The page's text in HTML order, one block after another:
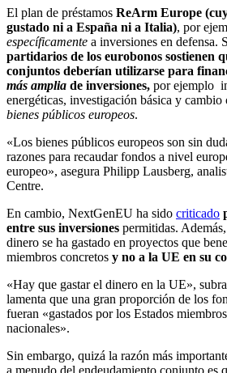
El plan de préstamos ReArm Europe
gustado ni a España ni a Italia), por
específicamente a inversiones en defensa.
partidarios de los eurobonos sostienen
conjuntos deberían utilizarse para
más amplia de inversiones, por ejemplo
energéticas, investigación básica y cambio
bienes públicos europeos.
«Los bienes públicos europeos son sin
razones para recaudar fondos a nivel
europeo», asegura Philipp Lausberg,
Centre.
En cambio, NextGenEU ha sido criticado
entre sus inversiones permitidas.
dinero se ha gastado en proyectos que
miembros concretos y no a la UE en su
«Hay que gastar el dinero en la UE»,
lamenta que una gran proporción de los
fueran «gastados por los Estados
nacionales».
Sin embargo, quizá la razón más
a menudo del endeudamiento conjunto es